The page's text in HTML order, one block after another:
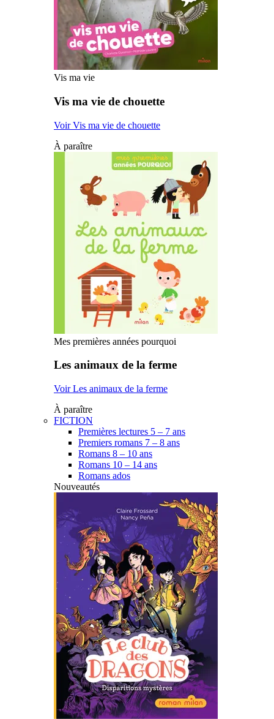
Vis ma vie
Vis ma vie de chouette
Voir Vis ma vie de chouette
À paraître
Mes premières années pourquoi
Les animaux de la ferme
Voir Les animaux de la ferme
À paraître
FICTION
Premières lectures 5 – 7 ans
Premiers romans 7 – 8 ans
Romans 8 – 10 ans
Romans 10 – 14 ans
Romans ados
Nouveautés